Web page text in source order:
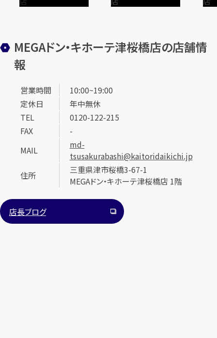
カンタン
最短 1分！今すぐ査定金額をお伝えいたします
お電話で 無料査定
MEGAドン・キホーテ津桜橋店の店舗情
報
営業時間
10:00~19:00
定休日
年中無休
TEL
0120-122-215
FAX
-
MAIL
md-
tsusakurabashi@kaitoridaikichi.jp
住所
三重県津市桜橋3-67-1
MEGAドン・キホーテ津桜橋店 1階
店長ブログ